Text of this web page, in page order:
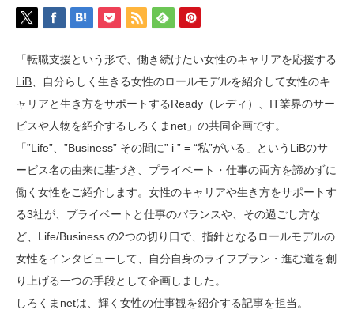
「転職支援という形で、働き続けたい女性のキャリアを応援する
LiB 、自分らしく生きる女性のロールモデルを紹介して女性のキ
ャリアと生き方をサポートするReady（レディ）、IT業界のサー
ビスや人物を紹介するしろくまnet」の共同企画です。
「”Life”、”Business” その間に” i ” = “私”がいる」というLiBのサ
ービス名の由来に基づき、プライベート・仕事の両方を諦めずに
働く女性をご紹介します。女性のキャリアや生き方をサポートす
る3社が、プライベートと仕事のバランスや、その過ごし方な
ど、Life/Business の2つの切り口で、指針となるロールモデルの
女性をインタビューして、自分自身のライフプラン・進む道を創
り上げる一つの手段として企画しました。
しろくまnetは、輝く女性の仕事観を紹介する記事を担当。